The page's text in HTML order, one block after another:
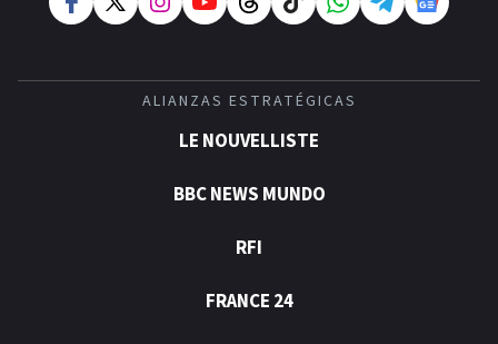
ALIANZAS ESTRATÉGICAS
LE NOUVELLISTE
BBC NEWS MUNDO
RFI
FRANCE 24